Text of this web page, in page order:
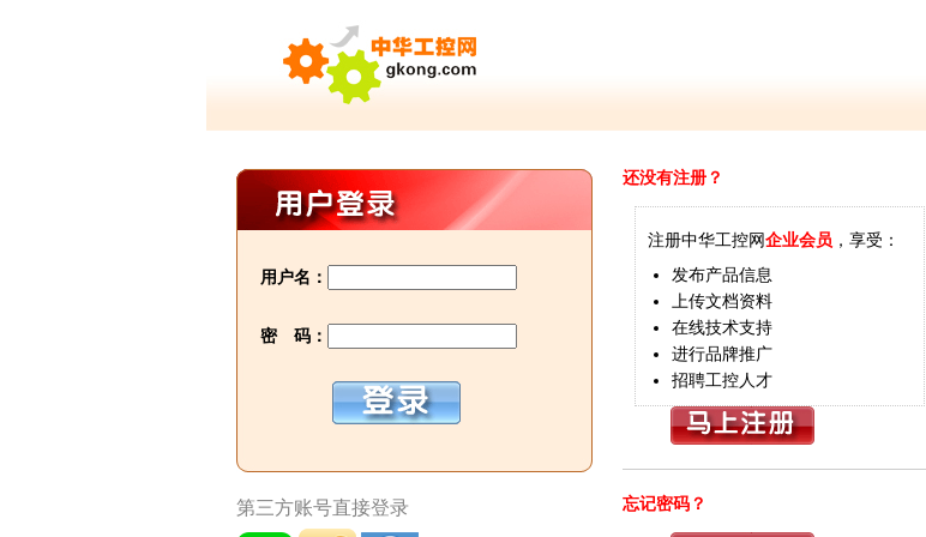
用户名：
密 码：
第三方账号直接登录
还没有注册？
注册中华工控网企业会员 ，享受：
发布产品信息
上传文档资料
在线技术支持
进行品牌推广
招聘工控人才
忘记密码？